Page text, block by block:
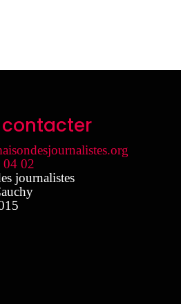
contacter
04 02
journalistes